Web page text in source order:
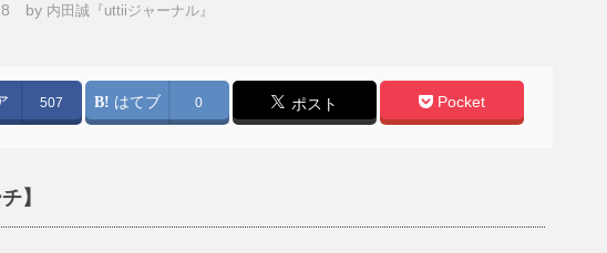
by 内田誠『uttiiジャーナル』
507 はてブ 0 ポスト Pocket
】